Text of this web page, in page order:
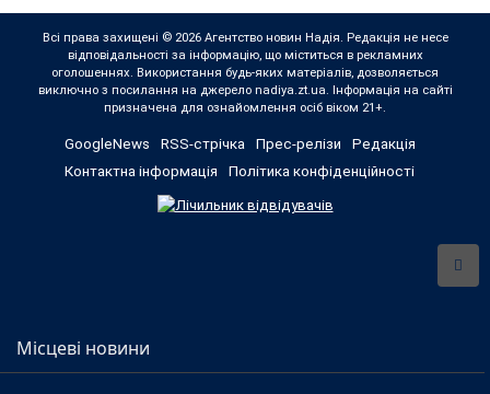
Всі права захищені © 2026 Агентство новин Надія. Редакція не несе
відповідальності за інформацію, що міститься в рекламних
оголошеннях. Використання будь-яких матеріалів, дозволяється
виключно з посилання на джерело nadiya.zt.ua. Інформація на сайті
призначена для ознайомлення осіб віком 21+.
GoogleNews RSS-стрічка Прес-релізи
Редакція
Контактна інформація
Політика конфіденційності
Місцеві новини